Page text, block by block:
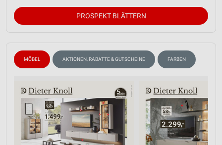
PROSPEKT BLÄTTERN
MÖBEL AKTIONEN, RABATTE & GUTSCHEINE FARBEN